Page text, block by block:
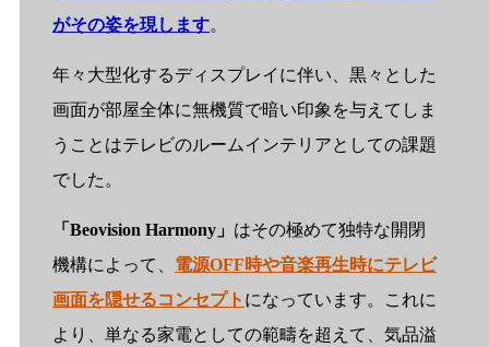
がその姿を現します。
年々大型化するディスプレイに伴い、黒々とした
画面が部屋全体に無機質で暗い印象を与えてしま
うことはテレビのルームインテリアとしての課題
でした。
「Beovision Harmony」 はその極めて独特な開閉
機構によって、 電源OFF時や音楽再生時にテレビ
画面を隠せるコンセプト になっています。これに
より、単なる家電としての範疇を超えて、気品溢